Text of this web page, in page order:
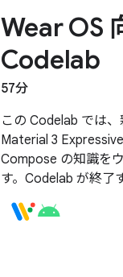
Wear OS
Codelab
57分
この Codelab では
Material 3
Compose の知識を
す。Codelab が終了
リでシンプルなコ
両方を作成します。